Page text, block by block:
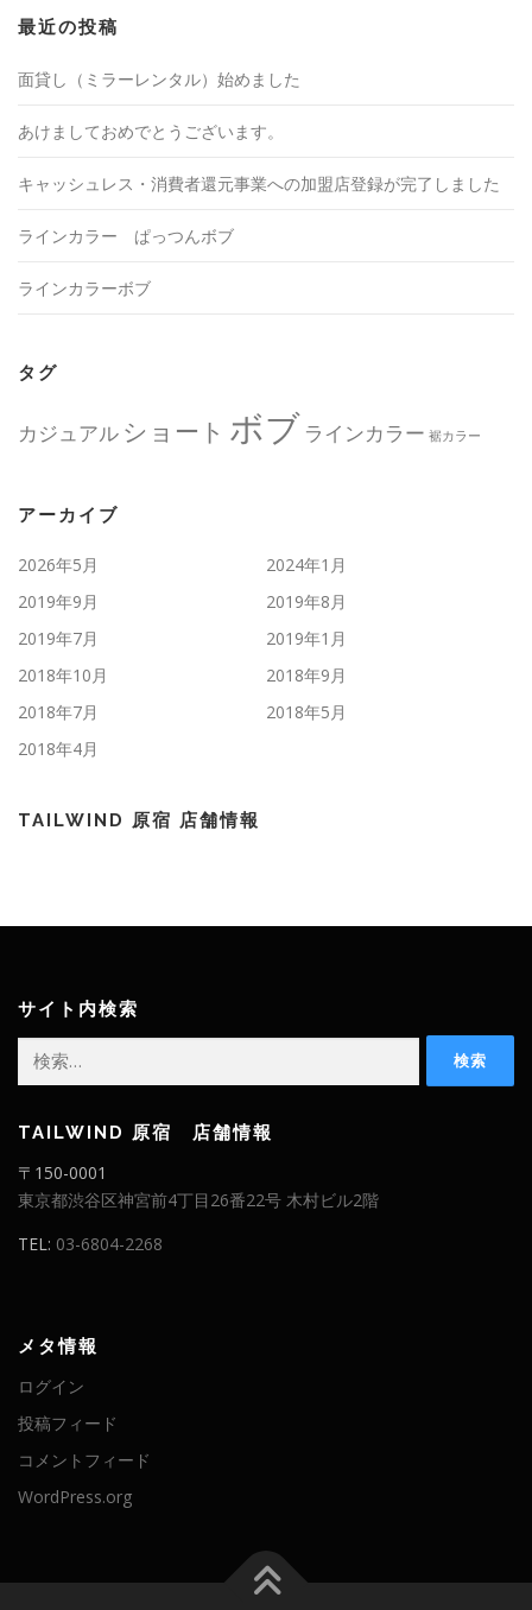
最近の投稿
面貸し（ミラーレンタル）始めました
あけましておめでとうございます。
キャッシュレス・消費者還元事業への加盟店登録が完了しました
ラインカラー ぱっつんボブ
ラインカラーボブ
タグ
カジュアル ショート ボブ ラインカラー 裾カラー
アーカイブ
2026年5月
2024年1月
2019年9月
2019年8月
2019年7月
2019年1月
2018年10月
2018年9月
2018年7月
2018年5月
2018年4月
TAILWIND 原宿 店舗情報
サイト内検索
索:
TAILWIND 原宿 店舗情報
〒150-0001
東京都渋谷区神宮前4丁目26番22号 木村ビル2階
TEL: 03-6804-2268
メタ情報
ログイン
投稿フィード
コメントフィード
WordPress.org